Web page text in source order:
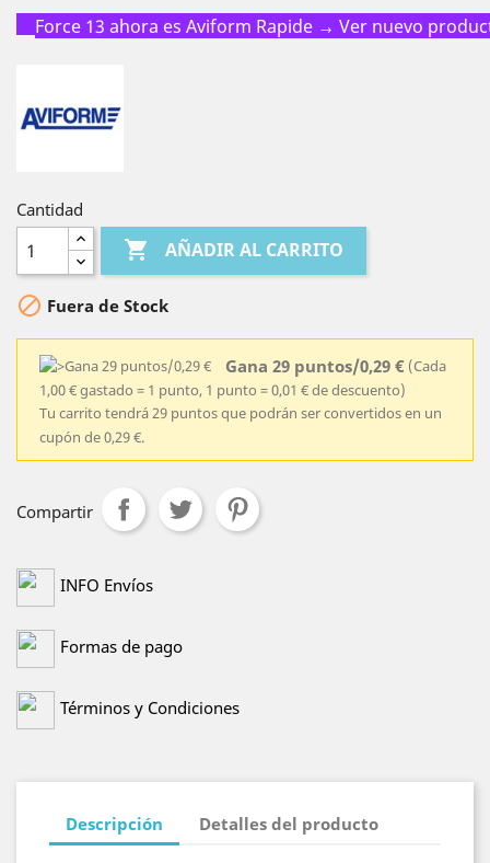
Force 13 ahora es Aviform Rapide → Ver nuevo
Cantidad
 AÑADIR AL CARRITO
 Fuera de Stock
Gana 29 puntos/0,29 € (Cada
1,00 € gastado = 1 punto, 1 punto = 0,01 € de descuento)
Tu carrito tendrá 29 puntos que podrán ser convertidos en un
cupón de 0,29 €.
Compartir
INFO Envíos
Formas de pago
Términos y Condiciones
Descripción Detalles del producto